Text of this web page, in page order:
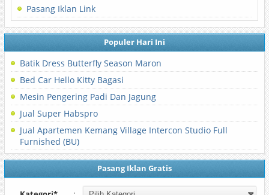
Pasang Iklan Link
Populer Hari Ini
Batik Dress Butterfly Season Maron
Bed Car Hello Kitty Bagasi
Mesin Pengering Padi Dan Jagung
Jual Super Habspro
Jual Apartemen Kemang Village Intercon Studio Full
Furnished (BU)
Pasang Iklan Gratis